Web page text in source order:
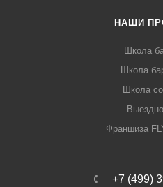
НАШИ
Школа
Школа
Школа
Франшиза
+7 (499)